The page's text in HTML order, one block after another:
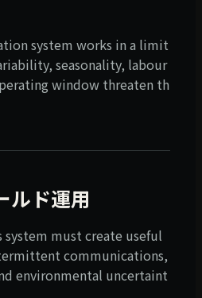
system works in a limit
seasonality, labour
window threaten th
ルド運用
must create useful
communications,
environmental uncertaint